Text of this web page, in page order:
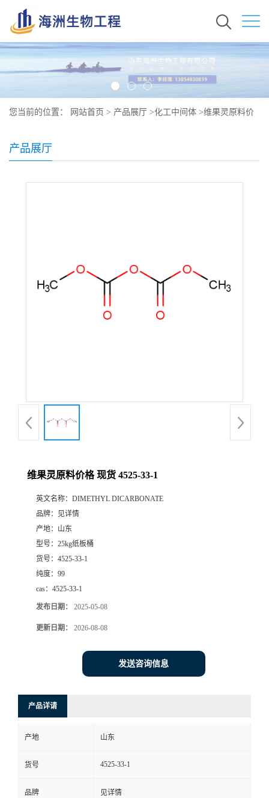
您当前的位置： 网站首页 > 产品展厅 >化工中间体 >维果灵原料价
产品展厅
维果灵原料价格 现货 4525-33-1
英文名称： DIMETHYL DICARBONATE
品牌：
见详情
产地： 山东
型号： 25kg纸板桶
货号： 4525-33-1
纯度： 99
cas： 4525-33-1
发布日期： 2025-05-08
更新日期： 2026-08-08
发送咨询信息
产品详请
产地 山东
货号 4525-33-1
品牌 见详情